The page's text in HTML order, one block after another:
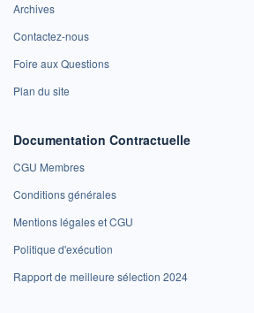
Archives
Contactez-nous
Foire aux Questions
Plan du site
Documentation Contractuelle
CGU Membres
Conditions générales
Mentions légales et CGU
Politique d'exécution
Rapport de meilleure sélection 2024